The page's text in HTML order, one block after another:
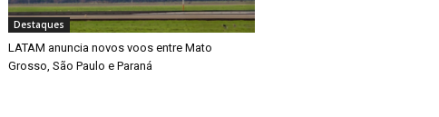
Destaques
LATAM anuncia novos voos entre Mato
Grosso, São Paulo e Paraná